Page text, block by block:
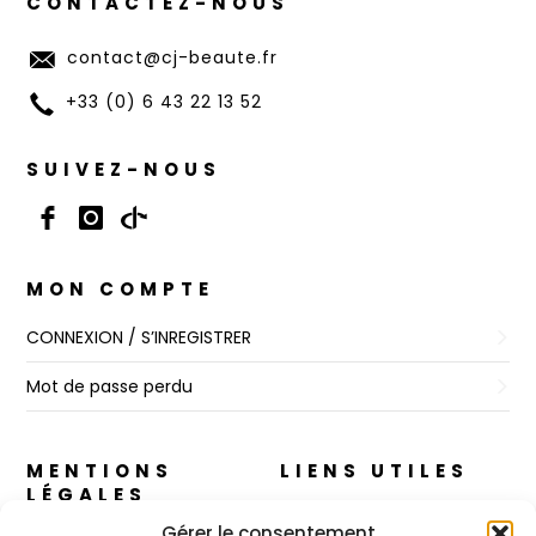
contact@cj-beaute.fr
+33 (0) 6 43 22 13 52
SUIVEZ-NOUS
MON COMPTE
CONNEXION / S’INREGISTRER
Mot de passe perdu
MENTIONS
LÉGALES
LIENS UTILES